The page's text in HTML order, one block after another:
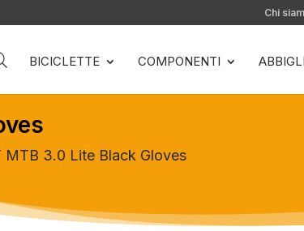
Chi
BICICLETTE COMPONENTI
MTB 3.0 Lite Black Gloves